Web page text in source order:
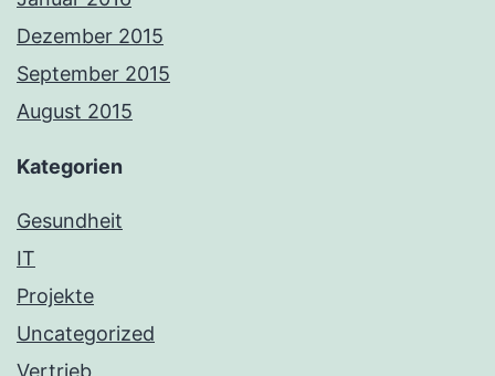
Dezember 2015
September 2015
August 2015
Kategorien
Gesundheit
IT
Projekte
Uncategorized
Vertrieb